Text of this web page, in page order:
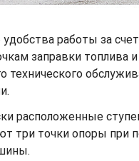
работы за счет
заправки топлива
технического
расположенные
три точки опоры при